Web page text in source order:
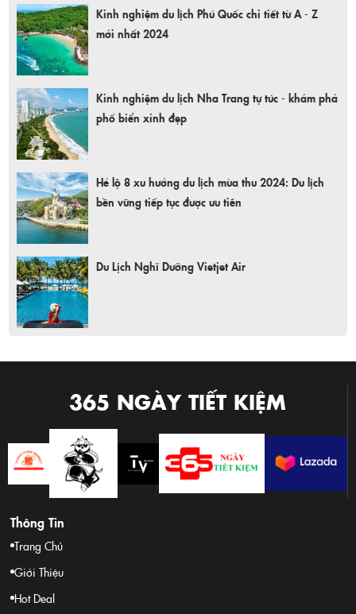
Kinh nghiệm du lịch Phú Quốc chi tiết từ A - Z
mới nhất 2024
Kinh nghiệm du lịch Nha Trang tự túc - khám phá
phố biển xinh đẹp
Hé lộ 8 xu hướng du lịch mùa thu 2024: Du lịch
bền vững tiếp tục được ưu tiên
Du Lịch Nghĩ Dưỡng Vietjet Air
365 NGÀY TIẾT KIỆM
Thông Tin
Trang Chủ
Giới Thiệu
Hot Deal